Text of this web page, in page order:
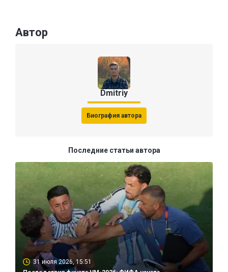
Автор
Dmitriy
Биография автора
Последние статьи автора
31 июля 2026, 15:51